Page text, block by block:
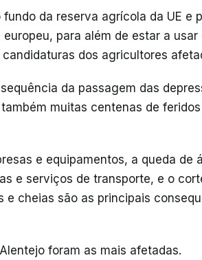
da reserva agrícola da UE e
para além de estar a usar
dos agricultores
da passagem das
muitas centenas de
e equipamentos, a queda de
e serviços de transporte, e o
cheias são as principais
foram as mais afetadas.